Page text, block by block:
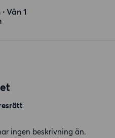
Vån 1
ingen beskrivning än.